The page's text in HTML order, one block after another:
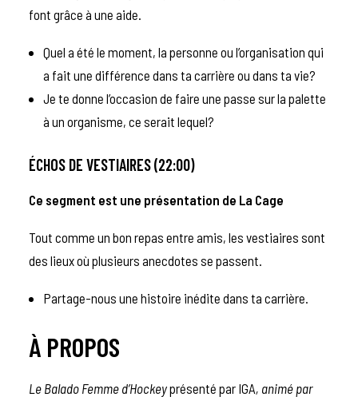
font grâce à une aide.
Quel a été le moment, la personne ou l’organisation qui
a fait une différence dans ta carrière ou dans ta vie?
Je te donne l’occasion de faire une passe sur la palette
à un organisme, ce serait lequel?
ÉCHOS DE VESTIAIRES (22:00)
Ce segment est une présentation de La Cage
Tout comme un bon repas entre amis, les vestiaires sont
des lieux où plusieurs anecdotes se passent.
Partage-nous une histoire inédite dans ta carrière.
À PROPOS
Le Balado Femme d’Hockeyprésenté par IGA, animé par